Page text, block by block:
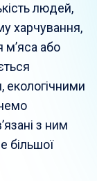
людей,
харчування,
або
екологічними
з ним
більшої